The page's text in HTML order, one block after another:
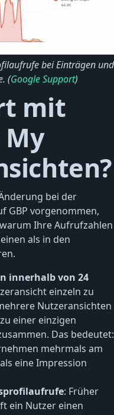
bei Einträgen und
(Google Support)
mit
My
bei der
GBP vorgenommen,
Ihre Aufrufzahlen
als in den
innerhalb von 24
einzeln zu
Nutzeransichten
einer einzigen
Das bedeutet:
mehrmals am
eine Impression
: Früher
ein Nutzer einen